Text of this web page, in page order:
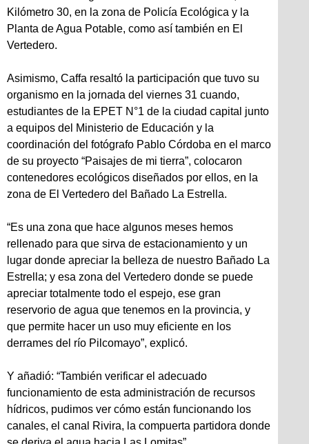
Kilómetro 30, en la zona de Policía Ecológica y la
Planta de Agua Potable, como así también en El
Vertedero.
Asimismo, Caffa resaltó la participación que tuvo su
organismo en la jornada del viernes 31 cuando,
estudiantes de la EPET N°1 de la ciudad capital junto
a equipos del Ministerio de Educación y la
coordinación del fotógrafo Pablo Córdoba en el marco
de su proyecto “Paisajes de mi tierra”, colocaron
contenedores ecológicos diseñados por ellos, en la
zona de El Vertedero del Bañado La Estrella.
“Es una zona que hace algunos meses hemos
rellenado para que sirva de estacionamiento y un
lugar donde apreciar la belleza de nuestro Bañado La
Estrella; y esa zona del Vertedero donde se puede
apreciar totalmente todo el espejo, ese gran
reservorio de agua que tenemos en la provincia, y
que permite hacer un uso muy eficiente en los
derrames del río Pilcomayo”, explicó.
Y añadió: “También verificar el adecuado
funcionamiento de esta administración de recursos
hídricos, pudimos ver cómo están funcionando los
canales, el canal Rivira, la compuerta partidora donde